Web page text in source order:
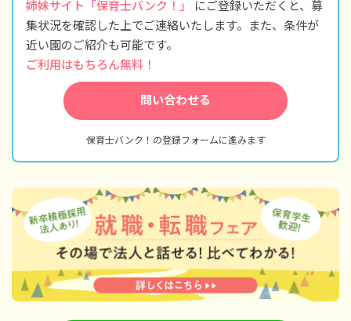
※試用期間2週間は契約社員となり、試用期間経
過後は必ず正社員となります（期間中の待遇は
変更なし）。
姉妹サイト「保育士バンク！」
にご登録いただくと、募
集状況を確認した上でご連絡いたします。また、条件が
近い園のご紹介も可能です。
ご利用はもちろん無料！
問い合わせる
保育士バンク！の登録フォームに進みます